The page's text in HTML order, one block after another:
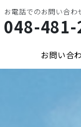
お電話でのお問い合わ
048-481-
お問い合